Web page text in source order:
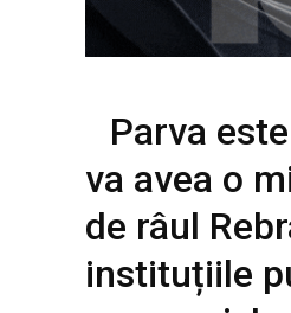
Parva
va avea o
de râul
instituțiile